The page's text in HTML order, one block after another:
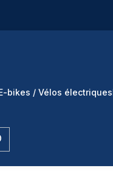
E-bikes / Vélos électriques